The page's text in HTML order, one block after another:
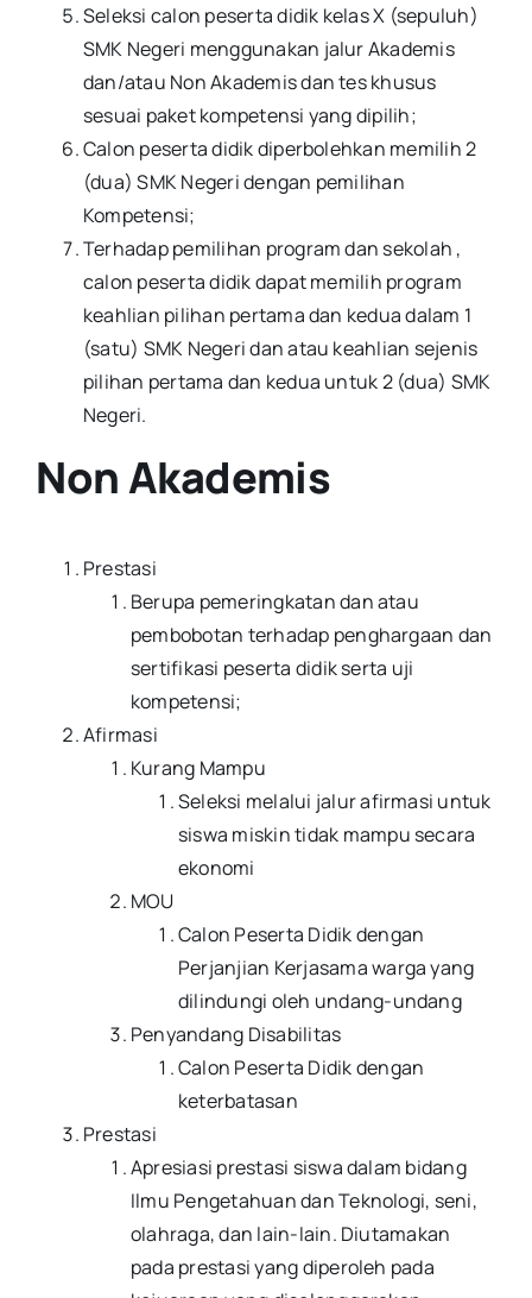
Seleksi calon peserta didik kelas X (sepuluh)
SMK Negeri menggunakan jalur Akademis
dan/atau Non Akademis dan tes khusus
sesuai paket kompetensi yang dipilih;
Calon peserta didik diperbolehkan memilih 2
(dua) SMK Negeri dengan pemilihan
Kompetensi;
Terhadap pemilihan program dan sekolah ,
calon peserta didik dapat memilih program
keahlian pilihan pertama dan kedua dalam 1
(satu) SMK Negeri dan atau keahlian sejenis
pilihan pertama dan kedua untuk 2 (dua) SMK
Negeri.
Non Akademis
Prestasi
Berupa pemeringkatan dan atau
pembobotan terhadap penghargaan dan
sertifikasi peserta didik serta uji
kompetensi;
Afirmasi
Kurang Mampu
Seleksi melalui jalur afirmasi untuk
siswa miskin tidak mampu secara
ekonomi
MOU
Calon Peserta Didik dengan
Perjanjian Kerjasama warga yang
dilindungi oleh undang-undang
Penyandang Disabilitas
Calon Peserta Didik dengan
keterbatasan
Prestasi
Apresiasi prestasi siswa dalam bidang
Ilmu Pengetahuan dan Teknologi, seni,
olahraga, dan lain-lain. Diutamakan
pada prestasi yang diperoleh pada